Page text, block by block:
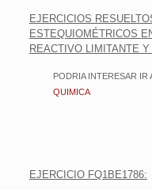
EJERCICIOS
ESTEQUIOMÉTRICOS
REACTIVO LIMITANTE
PODRIA INTERESAR IR
QUIMICA
EJERCICIO FQ1BE1786: